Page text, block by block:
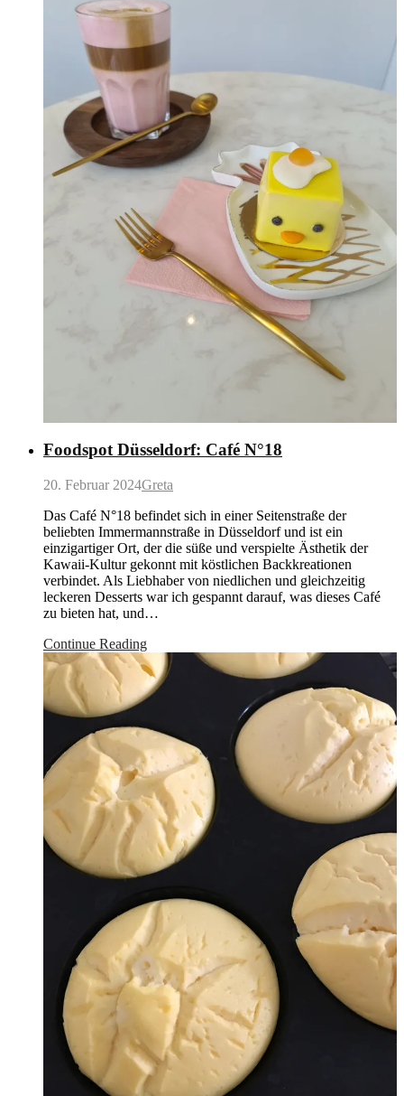
Foodspot Düsseldorf: Café N°18
20. Februar 2024Greta
Das Café N°18 befindet sich in einer Seitenstraße der
beliebten Immermannstraße in Düsseldorf und ist ein
einzigartiger Ort, der die süße und verspielte Ästhetik der
Kawaii-Kultur gekonnt mit köstlichen Backkreationen
verbindet. Als Liebhaber von niedlichen und gleichzeitig
leckeren Desserts war ich gespannt darauf, was dieses Café
zu bieten hat, und…
Continue Reading